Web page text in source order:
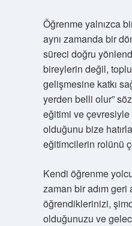
Öğrenme yalnızca
aynı zamanda bir
süreci doğru
bireylerin değil,
gelişmesine katkı
yerden belli olur”
eğitimi ve çevresiyle
olduğunu bize
eğitimcilerin rolünü
Kendi öğrenme
zaman bir adım geri
öğrendiklerinizi,
olduğunuzu ve